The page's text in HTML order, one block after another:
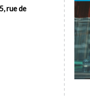
rue de